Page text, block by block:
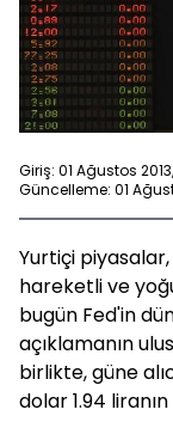
Giriş: 01 Ağustos
Güncelleme: 01
Yurtiçi
hareketli ve
bugün Fed'in
açıklamanın
birlikte, güne
dolar 1.94